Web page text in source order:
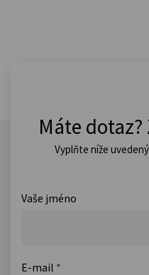
Máte dotaz?
Vyplňte níže
Vaše jméno
E-mail *